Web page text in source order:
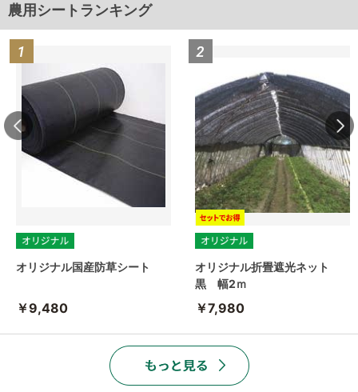
農用シートランキング
オリジナル国産防草シート
￥9,480
オリジナル折畳遮光ネット
黒 幅2ｍ
￥7,980